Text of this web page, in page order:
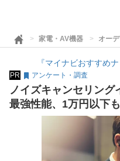
家電・AV機器 オー
『マイナビおすすめ
PR アンケート・調査
ノイズキャンセリング
最強性能、1万円以下も